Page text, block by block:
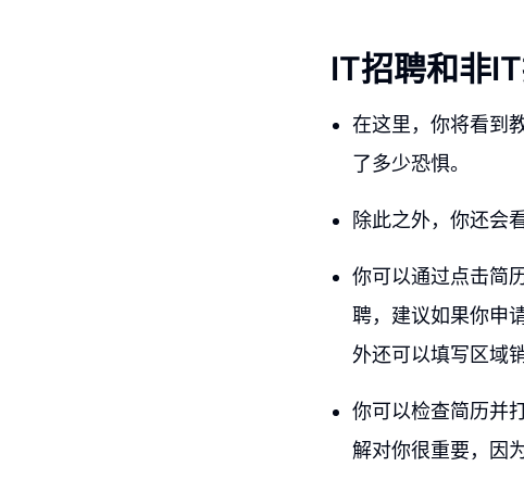
IT招聘和非
在这里，你将看到
了多少恐惧。
除此之外，你还会
你可以通过点击简
聘，建议如果你申
外还可以填写区域
你可以检查简历并
解对你很重要，因